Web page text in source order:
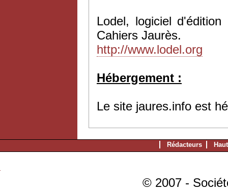
Lodel, logiciel
Cahiers Jaurès.
http://www.lodel.org
Hébergement :
Le site jaures.info est
Rédacteurs
© 2007 -